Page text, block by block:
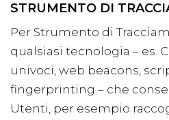
STRUMENTO DI
Per Strumento di
qualsiasi tecnologia – es.
univoci, web beacons,
fingerprinting – che
Utenti, per esempio